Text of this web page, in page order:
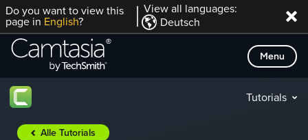
Direkt
zum
Inhalt
Do you want to view this
page in English?
View all languages:
Deutsch
Menu
Tutorials
Alle Tutorials